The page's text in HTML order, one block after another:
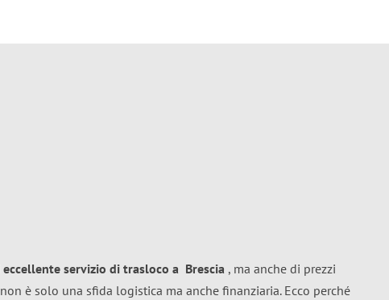
eccellente servizio di trasloco a Brescia , ma anche di prezzi
non è solo una sfida logistica ma anche finanziaria. Ecco perché